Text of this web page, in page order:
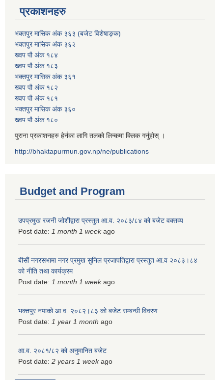
प्रकाशनहरु
भक्तपुर मासिक अंक ३६३ (बजेट विशेषाङ्क)
भक्तपुर मासिक अंक ३६२
ख्वप पौ अंक १८४
ख्वप पौ अंक १८३
भक्तपुर मासिक अंक ३६१
ख्वप पौ अंक १८२
ख्वप पौ अंक १८१
भक्तपुर मासिक अंक ३६०
ख्वप पौ अंक १८०
पुराना प्रकाशनहरु हेर्नका लागि तलको लिन्कमा क्लिक गर्नुहोस् ।
http://bhaktapurmun.gov.np/ne/publications
Budget and Program
उपप्रमुख रजनी जोशीद्वारा प्रस्तुत आ.व. २०८३/८४ को बजेट वक्तव्य
Post date: 1 month 1 weekago
बीसौं नगरसभामा नगर प्रमुख सुनिल प्रजापतिद्वारा प्रस्तुत आ.व‍ २०८३।८४
को नीति तथा कार्यक्रम
Post date: 1 month 1 weekago
भक्तपुर नपाको आ.व. २०८२।८३ को बजेट सम्बन्धी विवरण
Post date: 1 year 1 month ago
आ.व. २०८१/८२ को अनुमानित बजेट
Post date: 2 years 1 weekago